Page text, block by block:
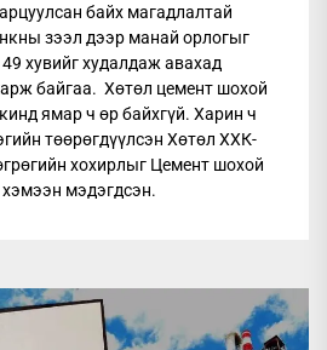
байх магадлалтай
зээл дээр манай орлогыг
хувийг худалдаж авахад
байгаа. Хөтөл цемент шохой
ямар ч өр байхгүй. Харин ч
төөрөгдүүлсэн Хөтөл ХХК-
хохирлыг Цемент шохой
мэдэгдсэн.